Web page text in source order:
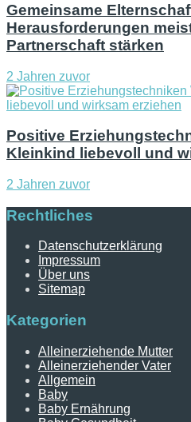
Gemeinsame
Herausforderungen
Partnerschaft stärken
2 Jahren zuvor
Positive
Kleinkind liebevoll und
2 Jahren zuvor
Rechtliches
Datenschutzerklärung
Impressum
Über uns
Sitemap
Kategorien
Alleinerziehende Mutter
Alleinerziehender Vater
Allgemein
Baby
Baby Ernährung